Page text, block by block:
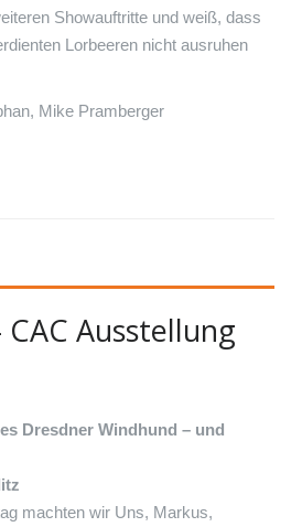
Showauftritte und weiß, dass
Lorbeeren nicht ausruhen
Mike Pramberger
CAC Ausstellung
Dresdner Windhund – und
machten wir Uns, Markus,